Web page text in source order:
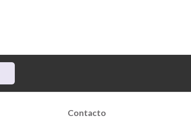
Contacto